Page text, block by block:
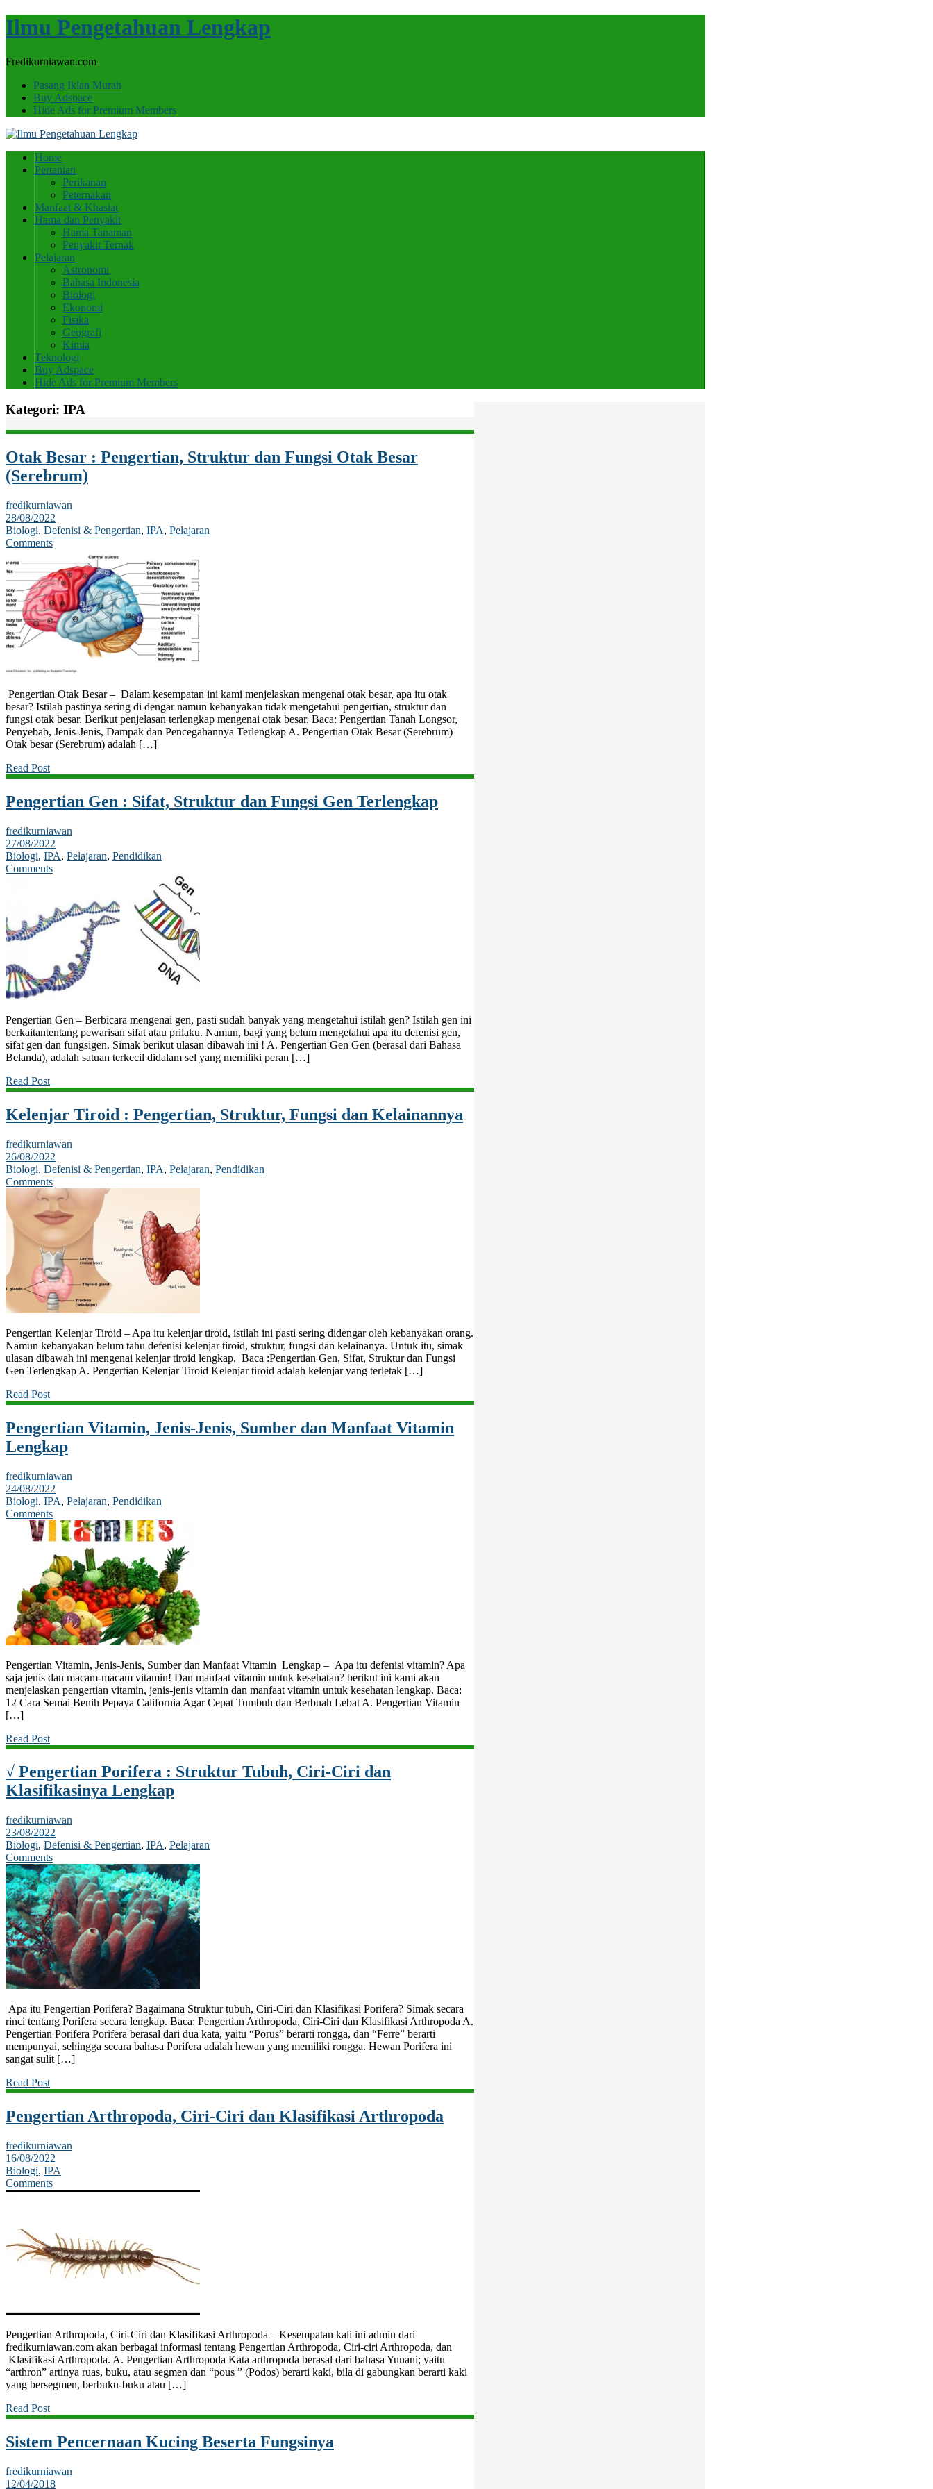
Ilmu Pengetahuan Lengkap
Fredikurniawan.com
Pasang Iklan Murah
Buy Adspace
Hide Ads for Premium Members
Home
Pertanian
Perikanan
Peternakan
Manfaat & Khasiat
Hama dan Penyakit
Hama Tanaman
Penyakit Ternak
Pelajaran
Astronomi
Bahasa Indonesia
Biologi
Ekonomi
Fisika
Geografi
Kimia
Teknologi
Buy Adspace
Hide Ads for Premium Members
Kategori: IPA
Otak Besar : Pengertian, Struktur dan Fungsi Otak Besar
(Serebrum)
fredikurniawan
28/08/2022
Biologi, Defenisi & Pengertian, IPA, Pelajaran
Comments
Pengertian Otak Besar – Dalam kesempatan ini kami menjelaskan mengenai otak besar, apa itu otak
besar? Istilah pastinya sering di dengar namun kebanyakan tidak mengetahui pengertian, struktur dan
fungsi otak besar. Berikut penjelasan terlengkap mengenai otak besar. Baca: Pengertian Tanah Longsor,
Penyebab, Jenis-Jenis, Dampak dan Pencegahannya Terlengkap A. Pengertian Otak Besar (Serebrum)
Otak besar (Serebrum) adalah […]
Read Post
Pengertian Gen : Sifat, Struktur dan Fungsi Gen Terlengkap
fredikurniawan
27/08/2022
Biologi, IPA, Pelajaran, Pendidikan
Comments
Pengertian Gen – Berbicara mengenai gen, pasti sudah banyak yang mengetahui istilah gen? Istilah gen ini
berkaitantentang pewarisan sifat atau prilaku. Namun, bagi yang belum mengetahui apa itu defenisi gen,
sifat gen dan fungsigen. Simak berikut ulasan dibawah ini ! A. Pengertian Gen Gen (berasal dari Bahasa
Belanda), adalah satuan terkecil didalam sel yang memiliki peran […]
Read Post
Kelenjar Tiroid : Pengertian, Struktur, Fungsi dan Kelainannya
fredikurniawan
26/08/2022
Biologi, Defenisi & Pengertian, IPA, Pelajaran, Pendidikan
Comments
Pengertian Kelenjar Tiroid – Apa itu kelenjar tiroid, istilah ini pasti sering didengar oleh kebanyakan orang.
Namun kebanyakan belum tahu defenisi kelenjar tiroid, struktur, fungsi dan kelainanya. Untuk itu, simak
ulasan dibawah ini mengenai kelenjar tiroid lengkap. Baca :Pengertian Gen, Sifat, Struktur dan Fungsi
Gen Terlengkap A. Pengertian Kelenjar Tiroid Kelenjar tiroid adalah kelenjar yang terletak […]
Read Post
Pengertian Vitamin, Jenis-Jenis, Sumber dan Manfaat Vitamin
Lengkap
fredikurniawan
24/08/2022
Biologi, IPA, Pelajaran, Pendidikan
Comments
Pengertian Vitamin, Jenis-Jenis, Sumber dan Manfaat Vitamin Lengkap – Apa itu defenisi vitamin? Apa
saja jenis dan macam-macam vitamin! Dan manfaat vitamin untuk kesehatan? berikut ini kami akan
menjelaskan pengertian vitamin, jenis-jenis vitamin dan manfaat vitamin untuk kesehatan lengkap. Baca:
12 Cara Semai Benih Pepaya California Agar Cepat Tumbuh dan Berbuah Lebat A. Pengertian Vitamin
[…]
Read Post
√ Pengertian Porifera : Struktur Tubuh, Ciri-Ciri dan
Klasifikasinya Lengkap
fredikurniawan
23/08/2022
Biologi, Defenisi & Pengertian, IPA, Pelajaran
Comments
Apa itu Pengertian Porifera? Bagaimana Struktur tubuh, Ciri-Ciri dan Klasifikasi Porifera? Simak secara
rinci tentang Porifera secara lengkap. Baca: Pengertian Arthropoda, Ciri-Ciri dan Klasifikasi Arthropoda A.
Pengertian Porifera Porifera berasal dari dua kata, yaitu “Porus” berarti rongga, dan “Ferre” berarti
mempunyai, sehingga secara bahasa Porifera adalah hewan yang memiliki rongga. Hewan Porifera ini
sangat sulit […]
Read Post
Pengertian Arthropoda, Ciri-Ciri dan Klasifikasi Arthropoda
fredikurniawan
16/08/2022
Biologi, IPA
Comments
Pengertian Arthropoda, Ciri-Ciri dan Klasifikasi Arthropoda – Kesempatan kali ini admin dari
fredikurniawan.com akan berbagai informasi tentang Pengertian Arthropoda, Ciri-ciri Arthropoda, dan
Klasifikasi Arthropoda. A. Pengertian Arthropoda Kata arthropoda berasal dari bahasa Yunani; yaitu
“arthron” artinya ruas, buku, atau segmen dan “pous ” (Podos) berarti kaki, bila di gabungkan berarti kaki
yang bersegmen, berbuku-buku atau […]
Read Post
Sistem Pencernaan Kucing Beserta Fungsinya
fredikurniawan
12/04/2018